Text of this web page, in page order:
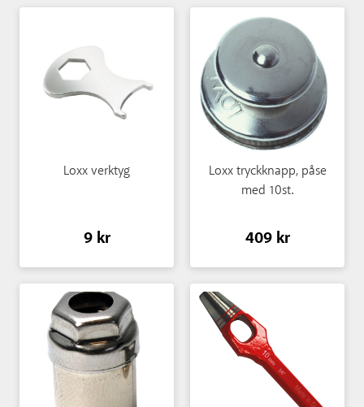
Loxx verktyg
9 kr
Loxx tryckknapp, påse
med 10st.
409 kr